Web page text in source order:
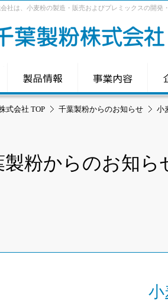
社は、小麦粉の製造・販売およびプレミックスの開発
式会社 TOP 千葉製粉からのお知らせ 小
製粉からのお知ら
小